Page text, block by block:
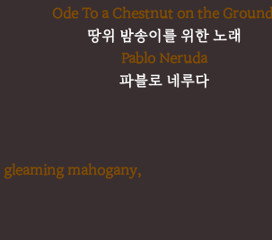
Ode To a Chestnut on the Ground
땅위 밤송이를 위한 노래
Pablo Neruda
파블로 네루다
mahogany,